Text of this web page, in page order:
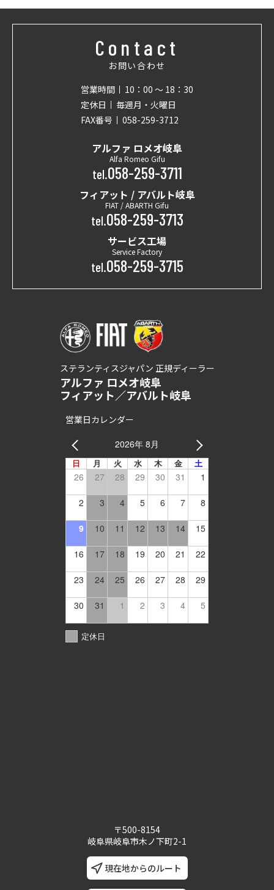
Contact
お問い合わせ
営業時間
10：00 〜 18：30
定休日
毎週月・火曜日
FAX番号
058-259-3712
アルファ ロメオ岐阜
Alfa Romeo Gifu
tel.058-259-3711
フィアット / アバルト岐阜
FIAT / ABARTH Gifu
tel.058-259-3713
サービス工場
Service Factory
tel.058-259-3715
ステランティスジャパン 正規ディーラー
アルファ ロメオ岐阜
フィアット／アバルト岐阜
営業日カレンダー
2026年 8月
日 月 火 水 木 金 土
26 27 28 29 30 31 1
2 3 4 5 6 7 8
9 10 11 12 13 14 15
16 17 18 19 20 21 22
23 24 25 26 27 28 29
30 31 1 2 3 4 5
定休日
〒500-8154
岐阜県岐阜市木ノ下町2-1
現在地からのルート